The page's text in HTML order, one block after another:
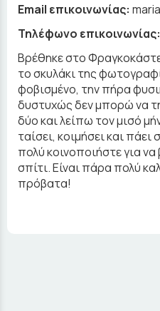
Email επικοινωνίας:
Τηλέφωνο επικοινωνίας:
Βρέθηκε στο
το σκυλάκι της
φοβισμένο, την πήρα
δυστυχώς δεν μπορώ να
δύο και λείπω τον μισό
ταίσει, κοιμήσει και
πολύ κοινοποιήστε για
σπίτι. Είναι πάρα πολύ
πρόβατα!